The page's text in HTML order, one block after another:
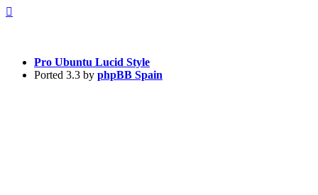
Pro Ubuntu Lucid Style
Ported 3.3 by phpBB Spain